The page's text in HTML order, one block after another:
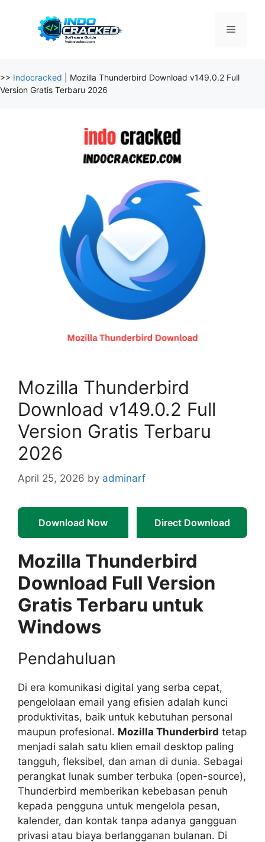
Menu
>> Indocracked
Mozilla Thunderbird Download v149.0.2 Full
Version Gratis Terbaru 2026
Mozilla Thunderbird
Download v149.0.2 Full
Version Gratis Terbaru
2026
April 25, 2026 by adminarf
Download Now Direct Download
Mozilla Thunderbird
Download Full Version
Gratis Terbaru untuk
Windows
Pendahuluan
Di era komunikasi digital yang serba cepat,
pengelolaan email yang efisien adalah kunci
produktivitas, baik untuk kebutuhan personal
maupun profesional. Mozilla Thunderbird tetap
menjadi salah satu klien email desktop paling
tangguh, fleksibel, dan aman di dunia. Sebagai
perangkat lunak sumber terbuka (open-source),
Thunderbird memberikan kebebasan penuh
kepada pengguna untuk mengelola pesan,
kalender, dan kontak tanpa adanya gangguan
privasi atau biaya berlangganan bulanan. Di